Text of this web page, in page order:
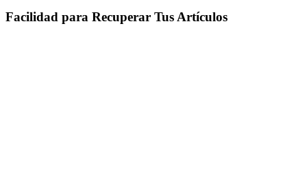
Facilidad para Recuperar Tus Artículos